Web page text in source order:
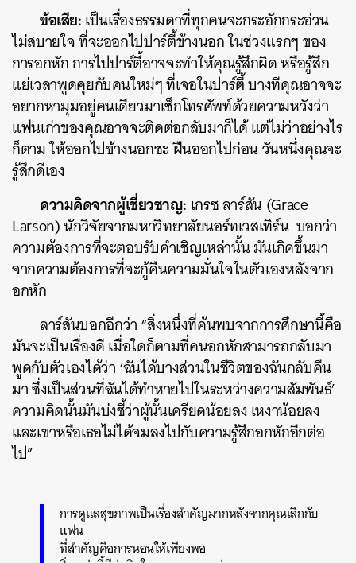
ข้อเสีย:เป็นเรื่องธรรมดาที่ทุกคนจะกระอักกระอ่วน
ไม่สบายใจ ที่จะออกไปปาร์ตี้ข้างนอก ในช่วงแรกๆ ของ
การอกหัก การไปปาร์ตี้อาจจะทำให้คุณรู้สึกผิด หรือรู้สึก
แย่เวลาพูดคุยกับคนใหม่ๆ ที่เจอในปาร์ตี้ บางทีคุณอาจจะ
อยากหามุมอยู่คนเดียวมาเช็กโทรศัพท์ด้วยความหวังว่า
แฟนเก่าของคุณอาจจะติดต่อกลับมาก็ได้ แต่ไม่ว่าอย่างไร
ก็ตาม ให้ออกไปข้างนอกซะ ฝืนออกไปก่อน วันหนึ่งคุณจะ
รู้สึกดีเอง
ความคิดจากผู้เชี่ยวชาญ: เกรซ ลาร์สัน (Grace
Larson) นักวิจัยจากมหาวิทยาลัยนอร์ทเวสเทิร์น บอกว่า
ความต้องการที่จะตอบรับคำเชิญเหล่านั้น มันเกิดขึ้นมา
จากความต้องการที่จะกู้คืนความมั่นใจในตัวเองหลังจาก
อกหัก
ลาร์สันบอกอีกว่า “สิ่งหนึ่งที่ค้นพบจากการศึกษานี้คือ
มันจะเป็นเรื่องดี เมื่อใดก็ตามที่คนอกหักสามารถกลับมา
พูดกับตัวเองได้ว่า ‘ฉันได้บางส่วนในชีวิตของฉันกลับคืน
มา ซึ่งเป็นส่วนที่ฉันได้ทำหายไปในระหว่างความสัมพันธ์’
ความคิดนั้นมันบ่งชี้ว่าผู้นั้นเครียดน้อยลง เหงาน้อยลง
และเขาหรือเธอไม่ได้จมลงไปกับความรู้สึกอกหักอีกต่อ
ไป”
การดูแลสุขภาพเป็นเรื่องสำคัญมากหลังจากคุณเลิกกับ
แฟน
ที่สำคัญคือการนอนให้เพียงพอ